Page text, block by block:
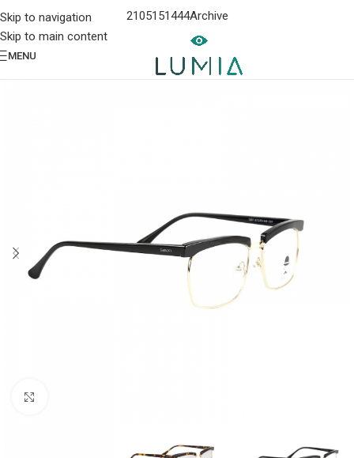
Skip to navigation
Skip to main content
2105151444Archive
MENU